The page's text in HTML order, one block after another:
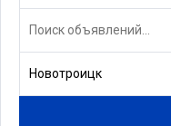
Новотроицк